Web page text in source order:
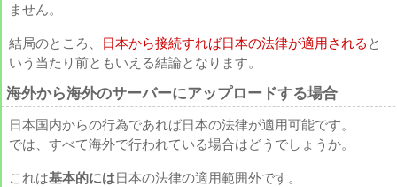
ません。
結局のところ、 日本から接続すれば日本の法律が適用される と
いう当たり前ともいえる結論となります。
海外から海外のサーバーにアップロードする場合
日本国内からの行為であれば日本の法律が適用可能です。
では、すべて海外で行われている場合はどうでしょうか。
これは基本的には日本の法律の適用範囲外です。